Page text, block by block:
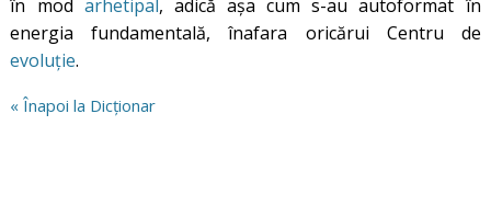
în mod arhetipal, adică așa cum s-au autoformat în
energia fundamentală, înafara oricărui Centru de
evoluție.
« Înapoi la Dicționar